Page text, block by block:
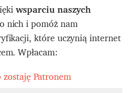
wsparciu naszych
nich i pomóż nam
które uczynią internet
Wpłacam:
Patronem